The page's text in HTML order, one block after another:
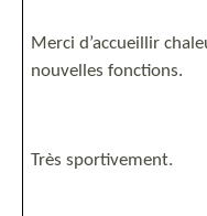
Merci d’accueillir
nouvelles fonctions.
Très sportivement.